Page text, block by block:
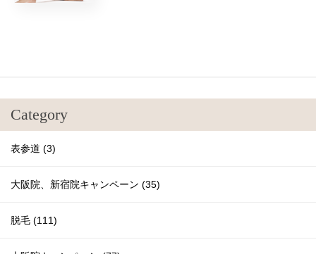
Category
表参道 (3)
大阪院、新宿院キャンペーン (35)
脱毛 (111)